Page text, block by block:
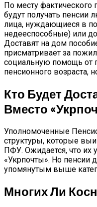
По месту фактического
будут получать пенсии
лица, нуждающиеся в
недееспособные) или
Доставят на дом
присматривает за
социальную помощь от
пенсионного возраста,
Кто Будет
Вместо
Уполномоченные
структуры, которые
ПФУ. Ожидается, что их
«Укрпочты». Но пенсии
упомянутым выше
Многих Ли